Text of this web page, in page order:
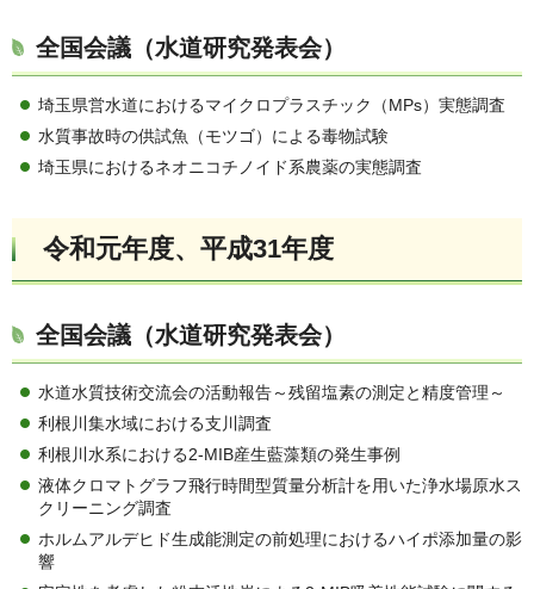
全国会議（水道研究発表会）
埼玉県営水道におけるマイクロプラスチック（MPs）実態調査
水質事故時の供試魚（モツゴ）による毒物試験
埼玉県におけるネオニコチノイド系農薬の実態調査
令和元年度、平成31年度
全国会議（水道研究発表会）
水道水質技術交流会の活動報告～残留塩素の測定と精度管理～
利根川集水域における支川調査
利根川水系における2-MIB産生藍藻類の発生事例
液体クロマトグラフ飛行時間型質量分析計を用いた浄水場原水ス
クリーニング調査
ホルムアルデヒド生成能測定の前処理におけるハイポ添加量の影
響